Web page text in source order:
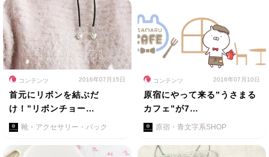
コンテンツ 2016年07月15日
首元にリボンを結ぶだ
け！”リボンチョー…
靴・アクセサリー・バック
コンテンツ 2016年07月10日
原宿にやって来る”うさまる
カフェ”が7…
原宿・青文字系SHOP